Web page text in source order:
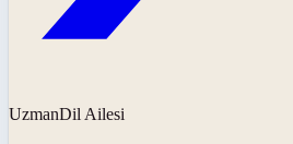
UzmanDil Ailesi